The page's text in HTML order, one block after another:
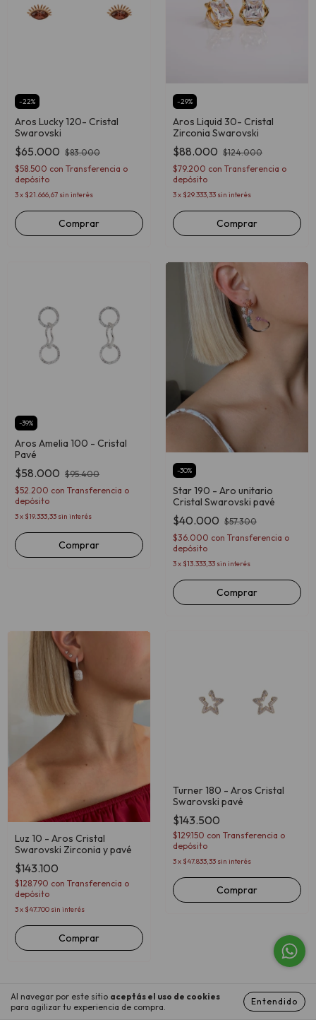
Al navegar por este sitio aceptás el uso de cookies
para agilizar tu experiencia de compra.
Entendido
-22%
Aros Lucky 120- Cristal
Swarovski
$65.000 $83.000
$58.500 con Transferencia o
depósito
3x $21.666,67 sin interés
-29%
Aros Liquid 30- Cristal
Zirconia Swarovski
$88.000 $124.000
$79.200 con Transferencia o
depósito
3x $29.333,33 sin interés
-39%
Aros Amelia 100 - Cristal
Pavé
$58.000 $95.400
$52.200 con Transferencia o
depósito
3x $19.333,33 sin interés
Comprar
-30%
Star 190 - Aro unitario
Cristal Swarovski pavé
$40.000 $57.300
$36.000 con Transferencia o
depósito
3x $13.333,33 sin interés
Luz 10 - Aros Cristal
Swarovski Zirconia y pavé
$143.100
$128.790 con Transferencia o
depósito
3x $47.700 sin interés
Comprar
Turner 180 - Aros Cristal
Swarovski pavé
$143.500
$129.150 con Transferencia o
depósito
3x $47.833,33 sin interés
Comprar
Mostrar más productos